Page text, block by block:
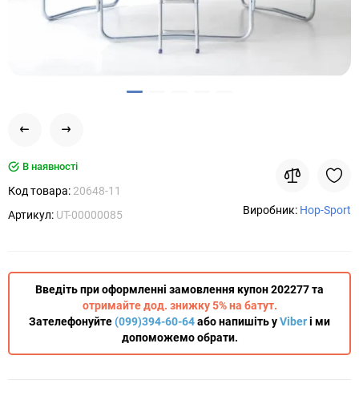
В наявності
Код товара: 20648-11
Артикул: UT-00000085 Виробник: Hop-Sport
Введіть при оформленні замовлення купон 202277 та
отримайте дод. знижку 5% на батут.
Зателефонуйте(099)394-60-64або напишіть уViberі ми
допоможемо обрати.